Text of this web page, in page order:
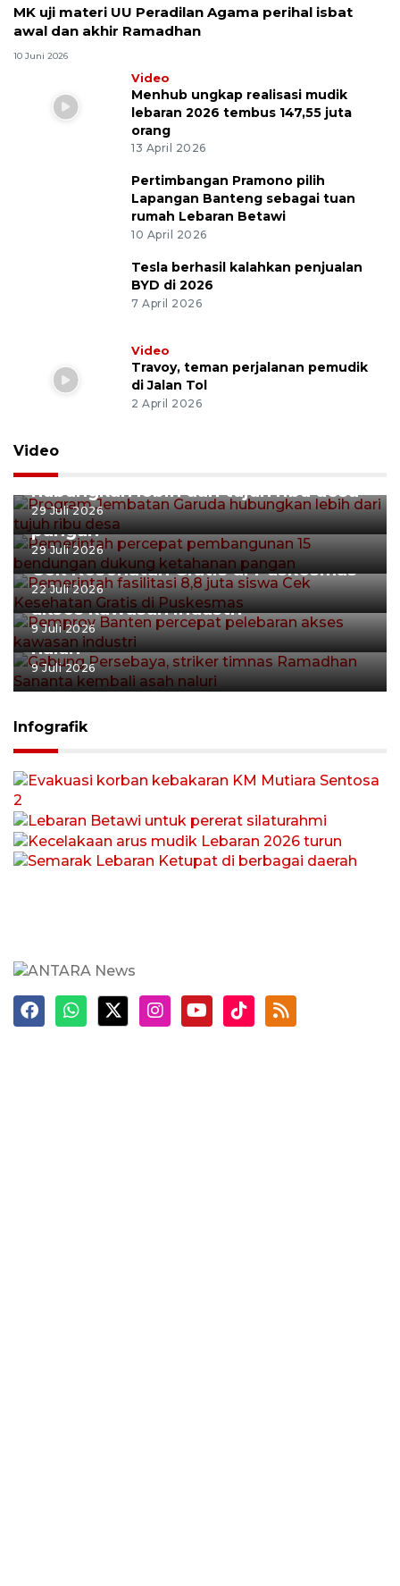
MK uji materi UU Peradilan Agama perihal isbat
awal dan akhir Ramadhan
10 Juni 2026
Video
Menhub ungkap realisasi mudik
lebaran 2026 tembus 147,55 juta
orang
13 April 2026
Pertimbangan Pramono pilih
Lapangan Banteng sebagai tuan
rumah Lebaran Betawi
10 April 2026
Tesla berhasil kalahkan penjualan
BYD di 2026
7 April 2026
Video
Travoy, teman perjalanan pemudik
di Jalan Tol
2 April 2026
Video
Program Jembatan Garuda
29 Juli 2026
29 Juli 2026